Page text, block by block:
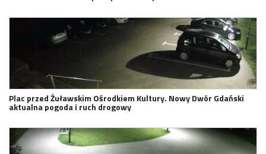
Plac przed Żuławskim Ośrodkiem Kultury. Nowy Dwór Gdański
aktualna pogoda i ruch drogowy